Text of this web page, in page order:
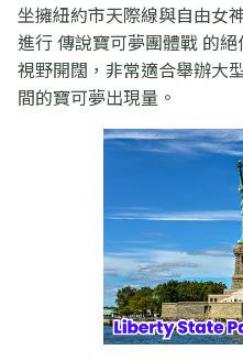
坐擁紐約市天際線與自由女
進行 傳說寶可夢團體戰 的
視野開闊，非常適合舉辦大
間的寶可夢出現量。